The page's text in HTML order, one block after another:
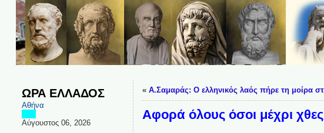
ΩΡΑ ΕΛΛΑΔΟΣ
Αθήνα
Αύγουστος 06, 2026
« Α.Σαμαράς: Ο ελληνικός λαός πήρε τη μοίρα
Αφορά όλους όσοι μέχρι